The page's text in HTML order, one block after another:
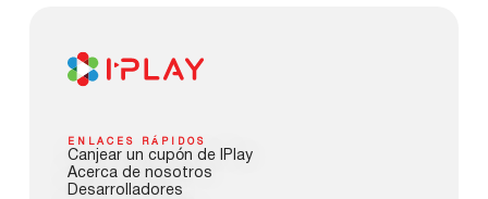
ENLACES RÁPIDOS
Canjear un cupón de IPlay
Acerca de nosotros
Desarrolladores